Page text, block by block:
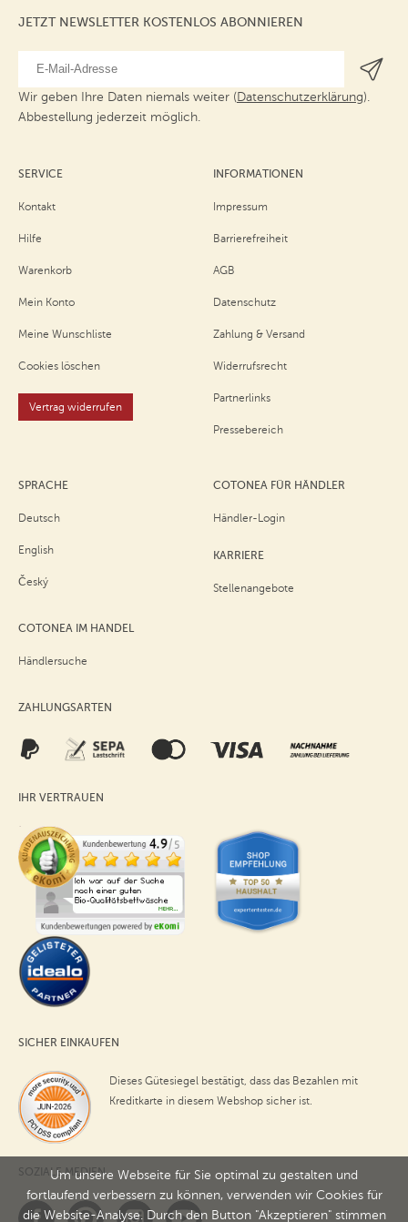
Um unsere Webseite für Sie optimal zu gestalten und
fortlaufend verbessern zu können, verwenden wir Cookies für
die Website-Analyse. Durch den Button "Akzeptieren" stimmen
JETZT NEWSLETTER KOSTENLOS ABONNIEREN
Wir geben Ihre Daten niemals weiter (Datenschutzerklärung).
Abbestellung jederzeit möglich.
SERVICE
Kontakt
Hilfe
Warenkorb
Mein Konto
Meine Wunschliste
Cookies löschen
Vertrag widerrufen
INFORMATIONEN
Impressum
Barrierefreiheit
AGB
Datenschutz
Zahlung & Versand
Widerrufsrecht
Partnerlinks
Pressebereich
SPRACHE
Deutsch
English
Český
COTONEA IM HANDEL
Händlersuche
COTONEA FÜR HÄNDLER
Händler-Login
KARRIERE
Stellenangebote
ZAHLUNGSARTEN
IHR VERTRAUEN
SICHER EINKAUFEN
Dieses Gütesiegel bestätigt, dass das Bezahlen mit
Kreditkarte in diesem Webshop sicher ist.
SOZIALE MEDIEN